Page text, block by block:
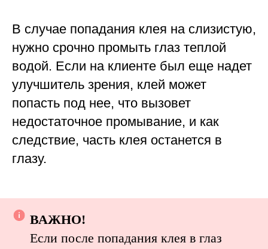
В случае попадания клея на слизистую,
нужно срочно промыть глаз теплой
водой. Если на клиенте был еще надет
улучшитель зрения, клей может
попасть под нее, что вызовет
недостаточное промывание, и как
следствие, часть клея останется в
глазу.
ВАЖНО!
Если после попадания клея в глаз